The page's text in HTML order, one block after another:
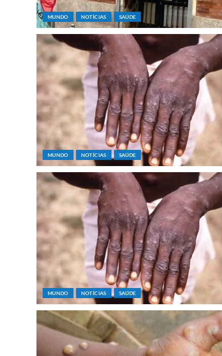
MUNDO NOTÍCIAS SAÚDE
MUNDO NOTÍCIAS SAÚDE
MUNDO NOTÍCIAS SAÚDE